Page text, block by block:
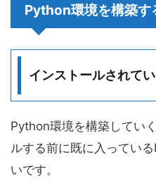
Python環境を構築す
インストールされて
Python環境を構築してい
ルする前に既に入ってい
いです。